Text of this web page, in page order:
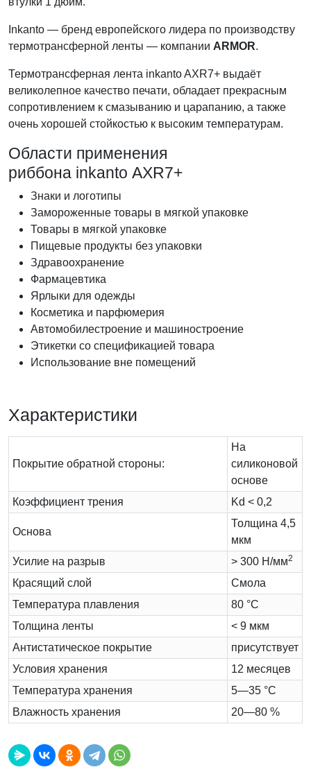
Inkanto — бренд европейского лидера по производству
термотрансферной ленты — компании ARMOR.
Термотрансферная лента inkanto AXR7+ выдаёт
великолепное качество печати, обладает прекрасным
сопротивлением к смазыванию и царапанию, а также
очень хорошей стойкостью к высоким температурам.
Области применения
риббона inkanto AXR7+
Знаки и логотипы
Замороженные товары в мягкой упаковке
Товары в мягкой упаковке
Пищевые продукты без упаковки
Здравоохранение
Фармацевтика
Ярлыки для одежды
Косметика и парфюмерия
Автомобилестроение и машиностроение
Этикетки со спецификацией товара
Использование вне помещений
Характеристики
Покрытие обратной стороны:
На
силиконовой
основе
Коэффициент трения
Kd < 0,2
Основа
Толщина 4,5
мкм
Усилие на разрыв
> 300 Н/мм2
Красящий слой
Cмола
Температура плавления
80 °C
Толщина ленты
< 9 мкм
Антистатическое покрытие
присутствует
Условия хранения
12 месяцев
Температура хранения
5—35 °C
Влажность хранения
20—80 %